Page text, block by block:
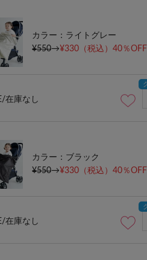
カラー：ライトグレー
¥550→¥330 （税込）40％OFF
在庫なし
カラー：ブラック
¥550→¥330 （税込）40％OFF
在庫なし